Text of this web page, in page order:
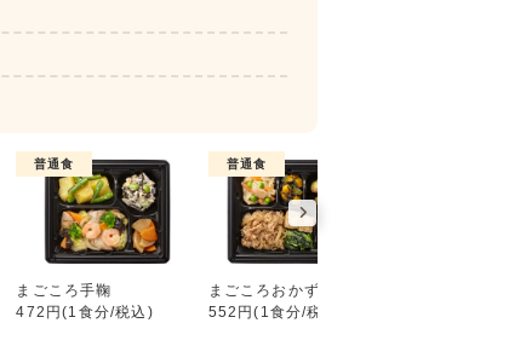
好い日の御膳（ごはん付き）
普通食
まごころ手鞠
472円(1食分/税込)
普通食
まごころおかず
552円(1食分/税込)